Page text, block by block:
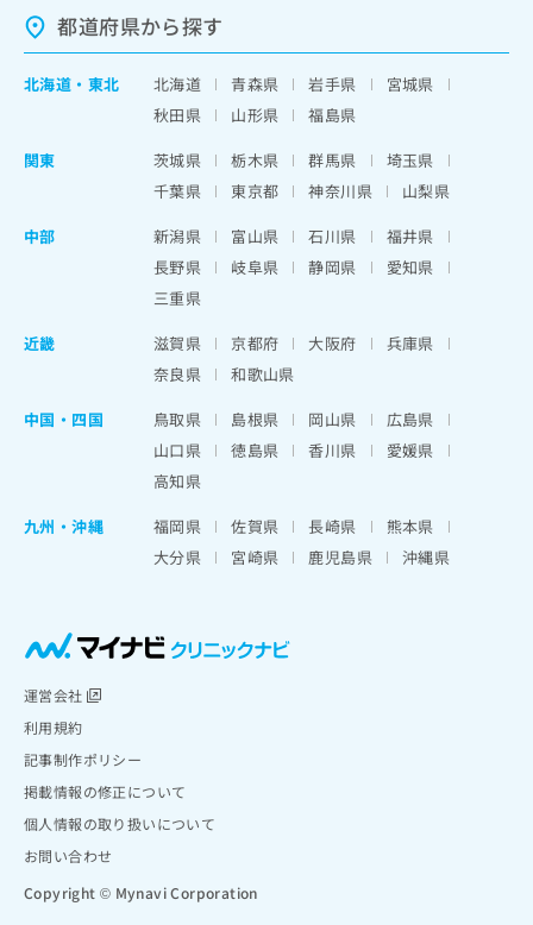
都道府県から探す
北海道 ・ 東北 北海道 青森県 岩手県
宮城県
秋田県
山形県
福島県
関東
茨城県 栃木県 群馬県
埼玉県
千葉県
東京都 神奈川県
山梨県
中部
新潟県 富山県 石川県
福井県
長野県
岐阜県 静岡県
愛知県
三重県
近畿
滋賀県 京都府 大阪府
兵庫県
奈良県
和歌山県
中国・四国
鳥取県 島根県 岡山県
広島県
山口県
徳島県 香川県
愛媛県
高知県
九州・沖縄
福岡県 佐賀県 長崎県
熊本県
大分県
宮崎県 鹿児島県 沖縄県
運営会社
利用規約
記事制作ポリシー
掲載情報の修正について
個人情報の取り扱いについて
お問い合わせ
Copyright © Mynavi Corporation